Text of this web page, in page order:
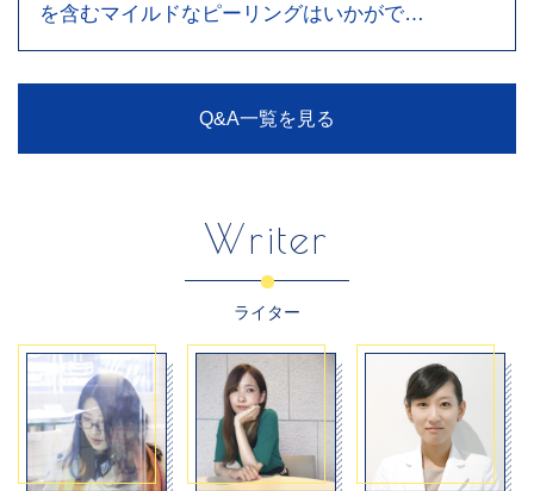
を含むマイルドなピーリングはいかがで…
Q&A一覧を見る
Writer
ライター